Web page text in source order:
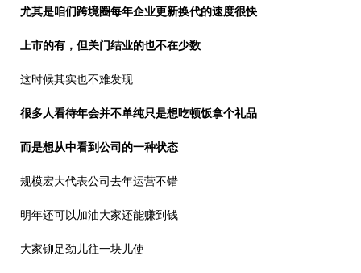
尤其是咱们跨境圈每年企业更新换代的速度很快
上市的有，但关门结业的也不在少数
这时候其实也不难发现
很多人看待年会并不单纯只是想吃顿饭拿个礼品
而是想从中看到公司的一种状态
规模宏大代表公司去年运营不错
明年还可以加油大家还能赚到钱
大家铆足劲儿往一块儿使